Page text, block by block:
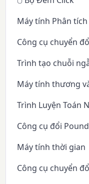
Máy tính Phân
Công cụ chuyển
Trình tạo chuỗi
Máy tính thương
Trình Luyện Toán
Công cụ đổi
Máy tính thời gian
Công cụ chuyển